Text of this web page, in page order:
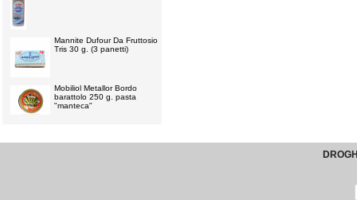
Mannite Dufour Da Fruttosio
Tris 30 g. (3 panetti)
Mobiliol Metallor Bordo
barattolo 250 g. pasta
"manteca"